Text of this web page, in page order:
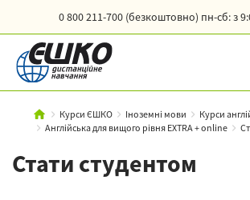
0 800 211-700 (безкоштовно) пн-сб: з
Курси ЄШКО Іноземні мови
Курси
Англійська для вищого рівня EXTRA + online
Стати студентом